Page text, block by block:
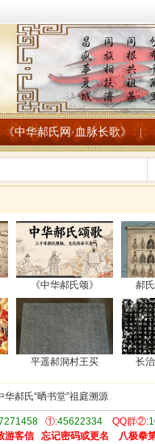
《中华郝氏网·血脉长歌》
《中华郝氏颂》 郝
平遥郝洞村王买 长
华郝氏“晒书堂”祖庭溯源
①:45622334QQ群②:
游客信 忘记密码或更名 八极拳